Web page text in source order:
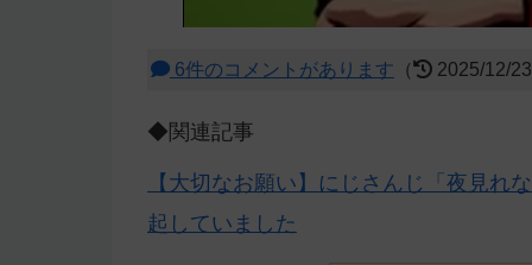
6件のコメントがあります （ 2025/12/
◆関連記事
【大切なお願い】にじさんじ「夜見れ
起していました